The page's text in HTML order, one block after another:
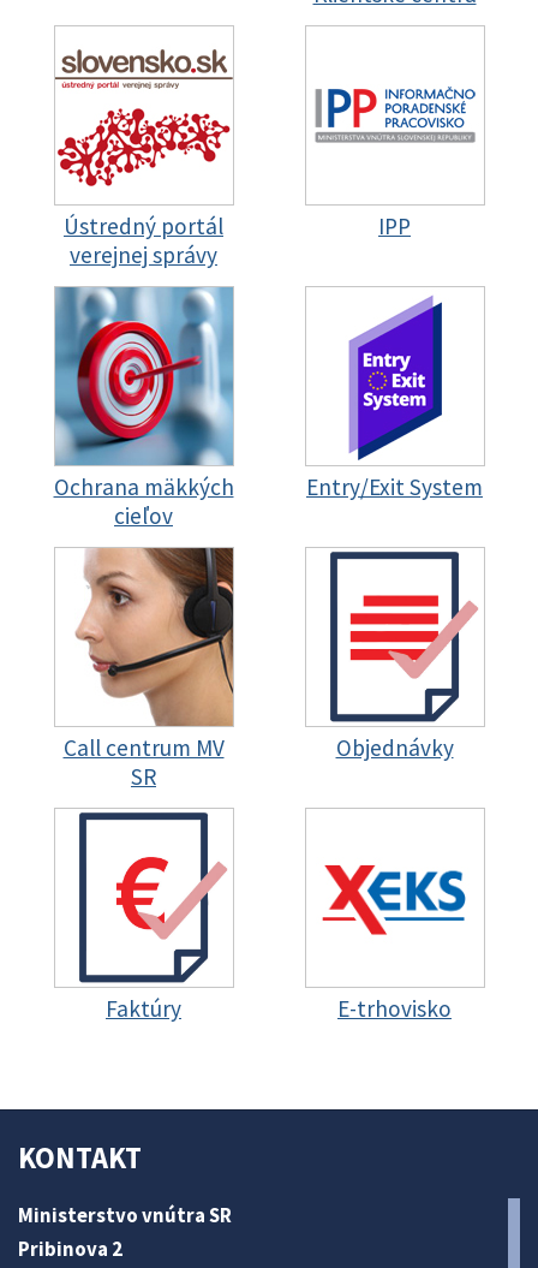
Ústredný portál
verejnej správy
IPP
Ochrana mäkkých
cieľov
Entry/Exit System
Call centrum MV
SR
Objednávky
Faktúry E-trhovisko
KONTAKT
Ministerstvo vnútra SR
Pribinova 2